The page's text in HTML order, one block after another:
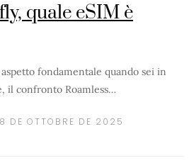
quale eSIM è
fondamentale quando sei in
il confronto Roamless…
8 DE OTTOBRE DE 2025